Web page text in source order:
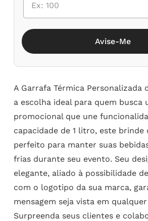
Avise-Me
A Garrafa Térmica Personalizada
a escolha ideal para quem busca
promocional que une
capacidade de 1 litro, este
perfeito para manter suas
frias durante seu evento. Seu
elegante, aliado à possibilidade
com o logotipo da sua marca,
mensagem seja vista em
Surpreenda seus clientes e